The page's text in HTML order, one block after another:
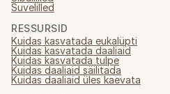
Suvelilled
RESSURSID
Kuidas kasvatada eukalüpti
Kuidas kasvatada daaliaid
Kuidas kasvatada tulpe
Kuidas daaliaid säilitada
Kuidas daaliaid üles kaevata